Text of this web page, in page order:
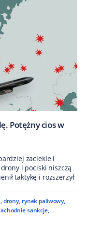
Potężny cios w
zaciekle i
i pociski niszczą
taktykę i rozszerzył
,drony, rynek paliwowy,
sankcje,